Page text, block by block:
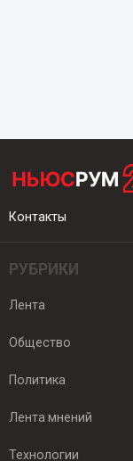
Контакты
РУБРИКИ
Лента
Общество
Политика
Лента мнений
Технологии